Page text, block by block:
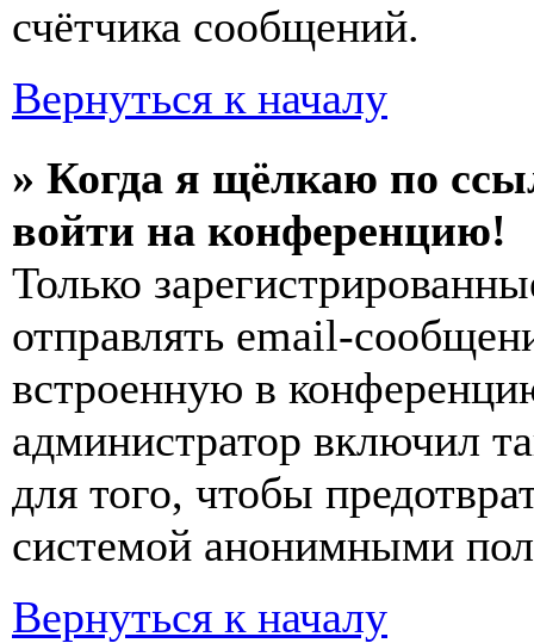
счётчика сообщений.
Вернуться к началу
» Когда я щёлкаю по
войти на конференцию!
Только
отправлять email-
встроенную в
администратор включил
для того, чтобы
системой анонимными
Вернуться к началу